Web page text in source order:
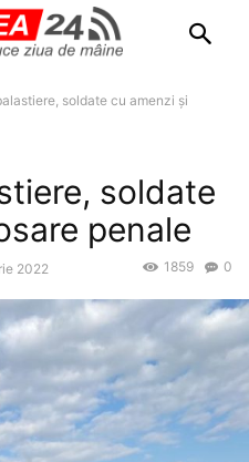
soldate cu amenzi și
soldate
penale
2022 0
1859